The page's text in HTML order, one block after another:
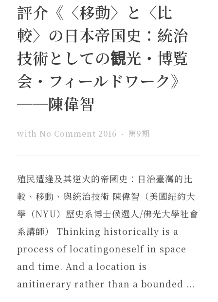
評介《〈移動〉と〈比
較〉の日本帝国史：統治
技術としての観光・博覧
会・フィールドワーク》
──陳偉智
with No Comment 2016 第9期
殖民遭逢及其逆火的帝國史：日治臺灣的比
較、移動、與統治技術 陳偉智（美國紐約大
學（NYU）歷史系博士候選人/佛光大學社會
系講師） Thinking historically is a
process of locatingoneself in space
and time. And a location is
anitinerary rather than a bounded ...